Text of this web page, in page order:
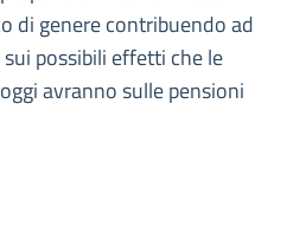
di genere contribuendo ad
possibili effetti che le
avranno sulle pensioni